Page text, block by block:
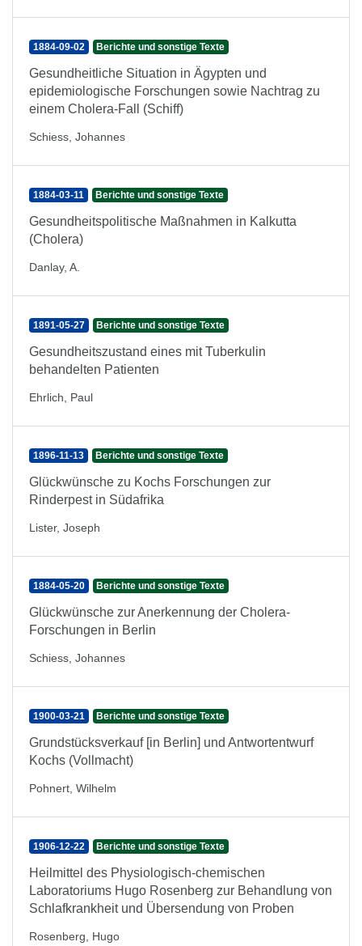
1884-09-02 Berichte und sonstige Texte
Gesundheitliche Situation in Ägypten und
epidemiologische Forschungen sowie Nachtrag zu
einem Cholera-Fall (Schiff)
Schiess, Johannes
1884-03-11 Berichte und sonstige Texte
Gesundheitspolitische Maßnahmen in Kalkutta
(Cholera)
Danlay, A.
1891-05-27 Berichte und sonstige Texte
Gesundheitszustand eines mit Tuberkulin
behandelten Patienten
Ehrlich, Paul
1896-11-13 Berichte und sonstige Texte
Glückwünsche zu Kochs Forschungen zur
Rinderpest in Südafrika
Lister, Joseph
1884-05-20 Berichte und sonstige Texte
Glückwünsche zur Anerkennung der Cholera-
Forschungen in Berlin
Schiess, Johannes
1900-03-21 Berichte und sonstige Texte
Grundstücksverkauf [in Berlin] und Antwortentwurf
Kochs (Vollmacht)
Pohnert, Wilhelm
1906-12-22 Berichte und sonstige Texte
Heilmittel des Physiologisch-chemischen
Laboratoriums Hugo Rosenberg zur Behandlung von
Schlafkrankheit und Übersendung von Proben
Rosenberg, Hugo